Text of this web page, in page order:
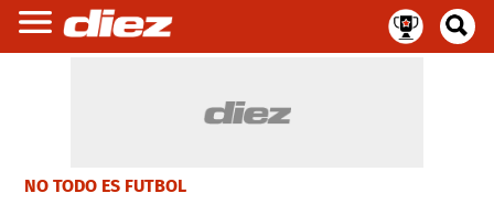
NO TODO ES FUTBOL